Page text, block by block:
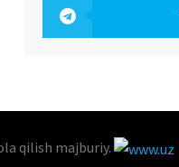
qilish majburiy.